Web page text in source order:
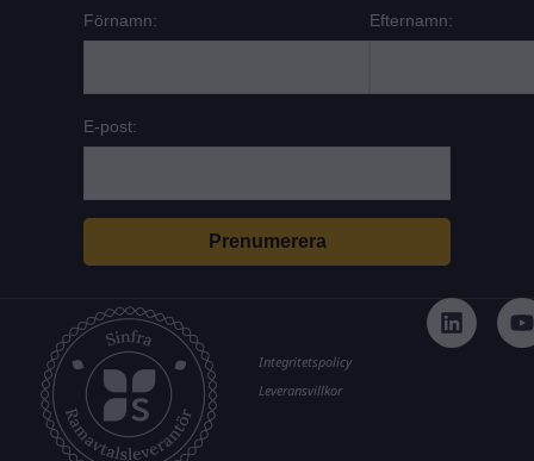
Förnamn: Efternamn:
E-post:
i
n
o
u
Integritetspolicy
Leveransvillkor